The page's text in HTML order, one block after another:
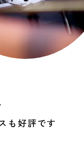
も好評です